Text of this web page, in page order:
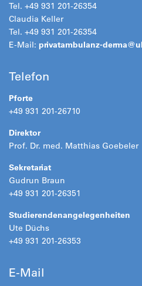
Tel. +49 931 201-26354
Claudia Keller
Tel. +49 931 201-26354
E-Mail: privatambulanz-derma@
Telefon
Pforte
+49 931 201-26710
Direktor
Prof. Dr. med. Matthias Goebeler
Sekretariat
Gudrun Braun
+49 931 201-26351
Studierendenangelegenheiten
Ute Düchs
+49 931 201-26353
E-Mail